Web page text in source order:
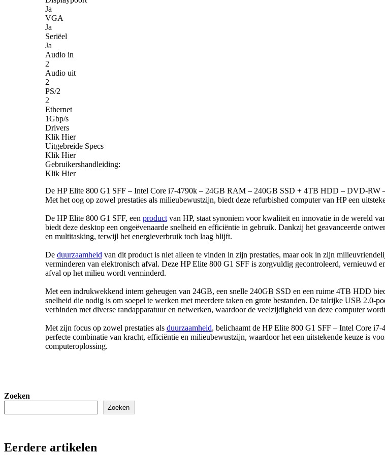
Ja
VGA
Ja
Seriëel
Ja
Audio in
2
Audio uit
2
PS/2
2
Ethernet
1Gbp/s
Drivers
Klik Hier
Uitgebreide Specs
Klik Hier
Gebruikershandleiding:
Klik Hier
De HP Elite 800 G1 SFF – Intel Core i7-4790k – 24GB RAM – 240GB SSD + 4TB HDD – DVD-RW
Met het oog op zowel prestaties als milieubewustzijn, biedt deze refurbished computer van HP een
De HP Elite 800 G1 SFF, een productvan HP, staat synoniem voor kwaliteit en innovatie in de wereld
biedt deze desktop een ongeëvenaarde snelheid en efficiëntie in gebruik. Dankzij het geavanceerde
en multitasking, terwijl het energieverbruik toch laag blijft.
De duurzaamheid van dit product is niet alleen te vinden in zijn prestaties, maar ook in zijn
verminderen van elektronisch afval. Deze HP Elite 800 G1 SFF is zorgvuldig gecontroleerd, vernieuwd
afval op het milieu wordt verminderd.
Met een indrukwekkend intern geheugen van 24GB, een snelle 240GB SSD en een ruime 4TB HDD
snelheid die nodig is om soepel te werken met meerdere taken en grote bestanden. De talrijke USB
verbinden met diverse randapparatuur en netwerken, waardoor de veelzijdigheid van deze computer
Met zijn focus op zowel prestaties als duurzaamheid, belichaamt de HP Elite 800 G1 SFF – Intel Core
perfecte combinatie van kracht, efficiëntie en milieubewustzijn, waardoor het een uitstekende keuze is
computeroplossing.
Zoeken
Zoeken
Eerdere artikelen